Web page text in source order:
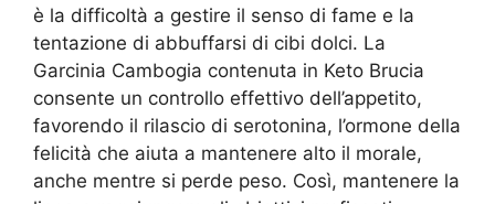
è la difficoltà a gestire il senso di fame e la
tentazione di abbuffarsi di cibi dolci. La
Garcinia Cambogia contenuta in Keto Brucia
consente un controllo effettivo dell’appetito,
favorendo il rilascio di serotonina, l’ormone della
felicità che aiuta a mantenere alto il morale,
anche mentre si perde peso. Così, mantenere la